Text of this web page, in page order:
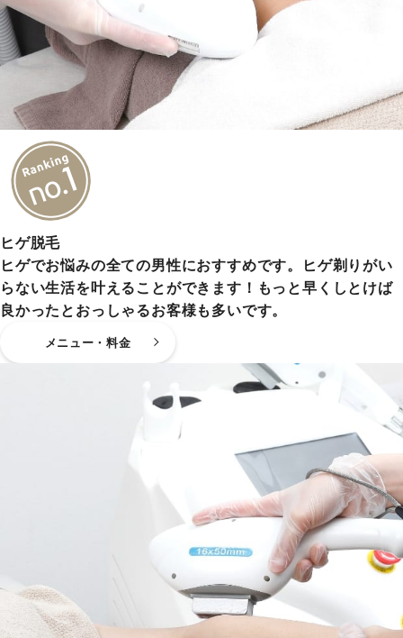
ヒゲ脱毛
ヒゲでお悩みの全ての男性におすすめです。ヒゲ剃りがい
らない生活を叶えることができます！もっと早くしとけば
良かったとおっしゃるお客様も多いです。
メニュー・料金